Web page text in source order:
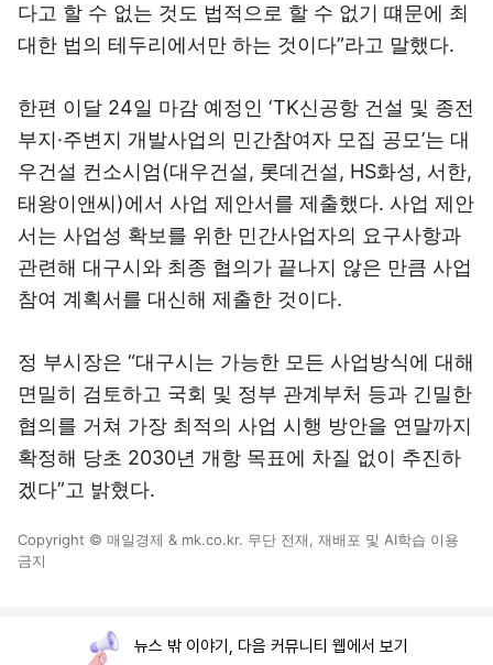
다고 할 수 없는 것도 법적으로 할 수 없기 떄문에 최
대한 법의 테두리에서만 하는 것이다”라고 말했다.
한편 이달 24일 마감 예정인 ‘TK신공항 건설 및 종전
부지·주변지 개발사업의 민간참여자 모집 공모’는 대
우건설 컨소시엄(대우건설, 롯데건설, HS화성, 서한,
태왕이앤씨)에서 사업 제안서를 제출했다. 사업 제안
서는 사업성 확보를 위한 민간사업자의 요구사항과
관련해 대구시와 최종 협의가 끝나지 않은 만큼 사업
참여 계획서를 대신해 제출한 것이다.
정 부시장은 “대구시는 가능한 모든 사업방식에 대해
면밀히 검토하고 국회 및 정부 관계부처 등과 긴밀한
협의를 거쳐 가장 최적의 사업 시행 방안을 연말까지
확정해 당초 2030년 개항 목표에 차질 없이 추진하
겠다”고 밝혔다.
Copyright © 매일경제 & mk.co.kr. 무단 전재, 재배포 및 AI학습 이용
금지
뉴스 밖 이야기, 다음 커뮤니티 웹에서 보기